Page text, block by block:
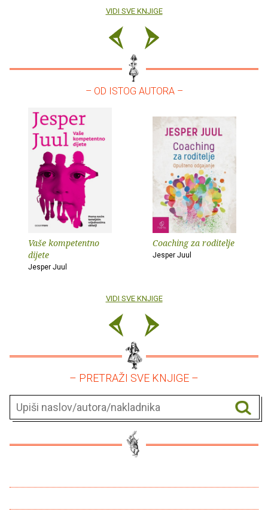
VIDI SVE KNJIGE
– OD ISTOG AUTORA –
Vaše kompetentno
dijete
Jesper Juul
Coaching za roditelje
Jesper Juul
VIDI SVE KNJIGE
– PRETRAŽI SVE KNJIGE –